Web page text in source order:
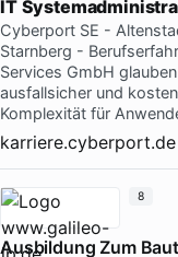
IT
Cyberport SE -
Starnberg -
Services GmbH
ausfallsicher und
Komplexität für
karriere.cyberport.de
Ausbildung Zum
8